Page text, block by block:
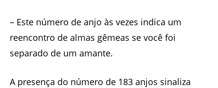
– Este número de anjo às vezes indica um
reencontro de almas gêmeas se você foi
separado de um amante.
A presença do número de 183 anjos sinaliza